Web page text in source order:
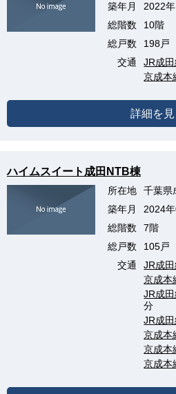
築年月
2022
総階数
10階
総戸数
198戸
交通
JR成田
京成本
詳細を見
ハイムスイート成田NTB棟
所在地
千葉県
築年月
2024
総階数
7階
総戸数
105戸
交通
JR成田
京成本
JR成田
分
JR成田
京成本
京成本
京成本